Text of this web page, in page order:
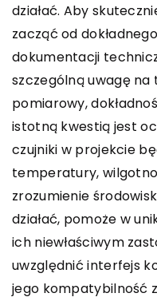
działać. Aby
zacząć od
dokumentacji
szczególną uwagę
pomiarowy,
istotną kwestią jest
czujniki w projekcie
temperatury,
zrozumienie
działać, pomoże w
ich niewłaściwym
uwzględnić interfejs
jego kompatybilność